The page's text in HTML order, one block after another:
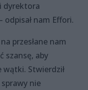
dyrektora
odpisał nam Effori.
przesłane nam
szansę, aby
wątki. Stwierdził
nie